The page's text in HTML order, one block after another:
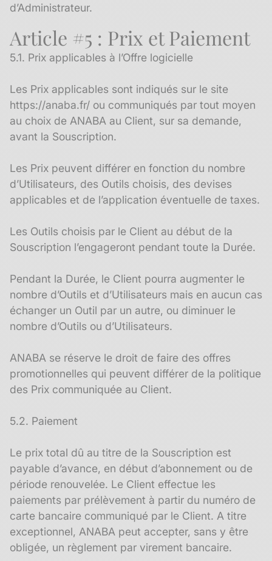
d’Administrateur.
Article #5 : Prix et Paiement
5.1. Prix applicables à l’Offre logicielle
Les Prix applicables sont indiqués sur le site ​
https://anaba.fr/ ou communiqués par tout moyen
au choix de ANABA au Client, sur sa demande,
avant la Souscription.
Les Prix peuvent différer en fonction du nombre
d’Utilisateurs, des Outils choisis, des devises
applicables et de l’application éventuelle de taxes.
Les Outils choisis par le Client au début de la
Souscription l’engageront pendant toute la Durée.
Pendant la Durée, le Client pourra augmenter le
nombre d’Outils et d’Utilisateurs mais en aucun cas
échanger un Outil par un autre, ou diminuer le
nombre d’Outils ou d’Utilisateurs.
ANABA se réserve le droit de faire des offres
promotionnelles qui peuvent différer de la politique
des Prix communiquée au Client.
5.2. Paiement
Le prix total dû au titre de la Souscription est
payable d’avance, en début d’abonnement ou de
période renouvelée. Le Client effectue les
paiements par prélèvement à partir du numéro de
carte bancaire communiqué par le Client. A titre
exceptionnel, ANABA peut accepter, sans y être
obligée, un règlement par virement bancaire.